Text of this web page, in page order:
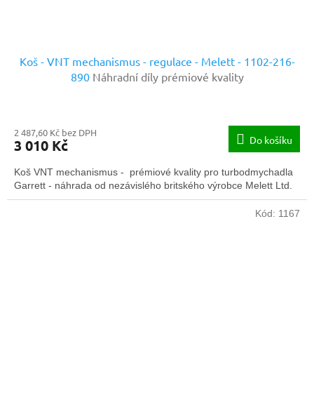
Koš - VNT mechanismus - regulace - Melett - 1102-216-
890 Náhradní díly prémiové kvality
2 487,60 Kč bez DPH
3 010 Kč Do košíku
Koš VNT mechanismus - prémiové kvality pro turbodmychadla
Garrett - náhrada od nezávislého britského výrobce Melett Ltd.
Kód: 1167